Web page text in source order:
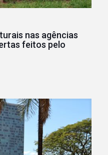
nas agências
feitos pelo